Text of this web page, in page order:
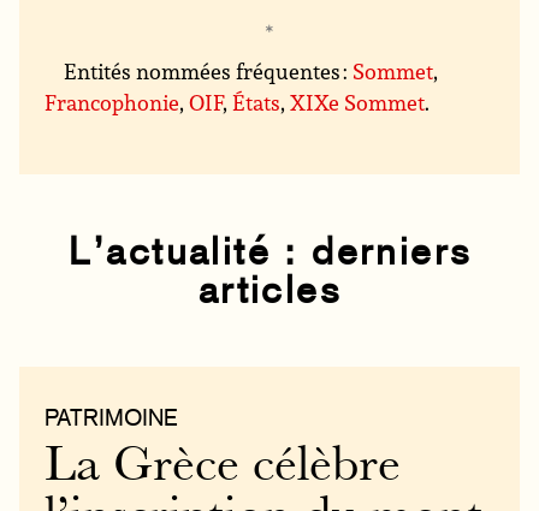
Entités nommées fréquentes : Sommet,
Francophonie,OIF,États,XIXe Sommet.
L’actualité : derniers
articles
PATRIMOINE
La Grèce célèbre